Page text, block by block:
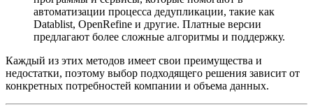
автоматизации процесса дедупликации, такие как
Datablist, OpenRefine и другие. Платные версии
предлагают более сложные алгоритмы и поддержку.
Каждый из этих методов имеет свои преимущества и
недостатки, поэтому выбор подходящего решения зависит от
конкретных потребностей компании и объема данных.